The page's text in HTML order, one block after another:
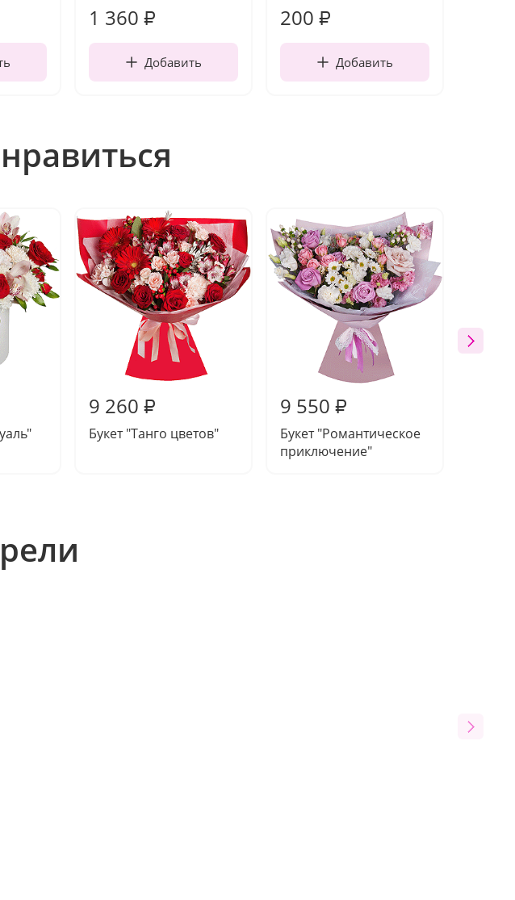
1 360 ₽
Добавить
200 ₽
Добавить
9 260 ₽
Букет "Танго цветов"
9 550 ₽
Букет "Романтическое
приключение"